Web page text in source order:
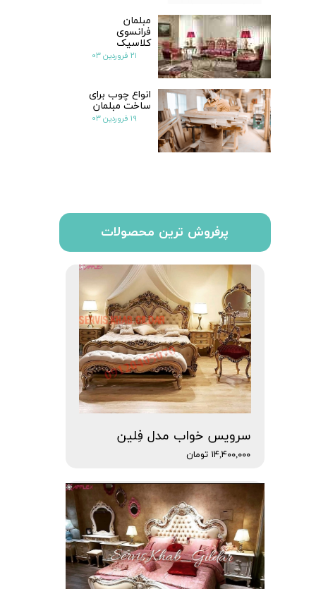
سرویس خواب مدل فِلین
۱۴,۴۰۰,۰۰۰ تومان
پرفروش ترین محصولات
مبلمان
فرانسوی
کلاسیک
۲۱ فروردین ۰۳
انواع چوب برای
ساخت مبلمان
۱۹ فروردین ۰۳